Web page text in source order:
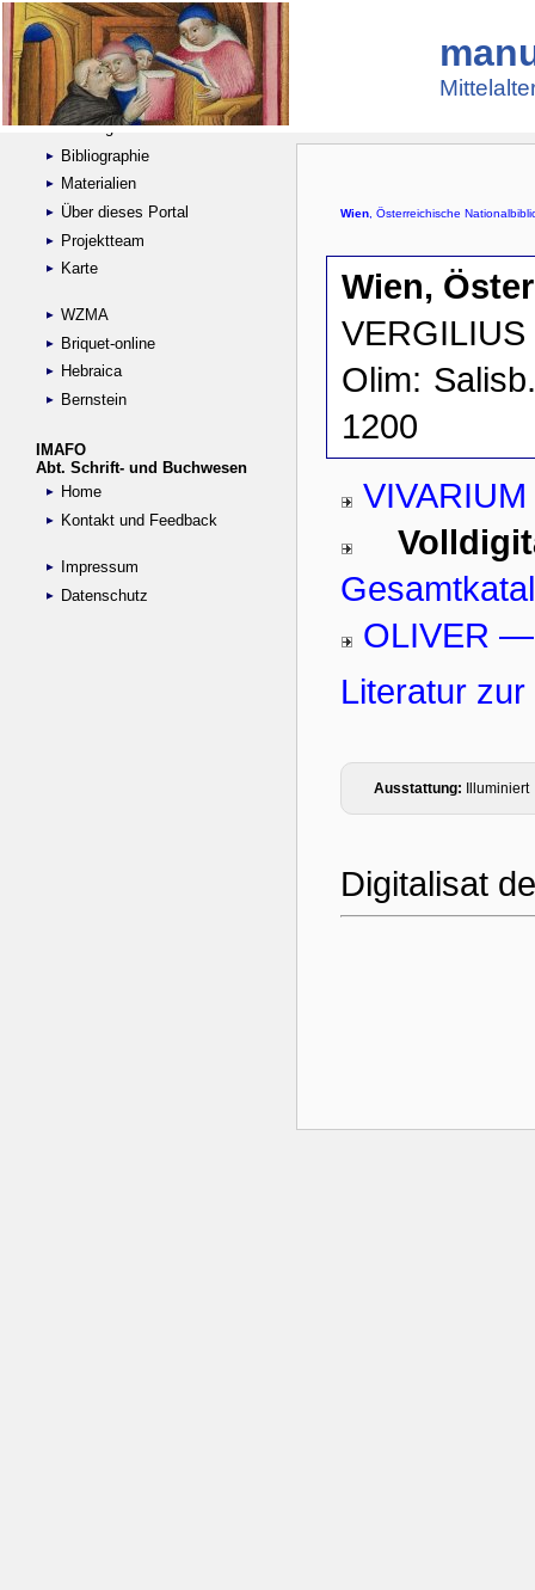
Suche
Handschriftensammlungen
Digitalisierte Handschriften
Kataloge
Bibliographie
Materialien
Über dieses Portal
Projektteam
Karte
WZMA
Briquet-online
Hebraica
Bernstein
IMAFO
Abt. Schrift- und Buchwesen
Home
Kontakt und Feedback
Impressum
Datenschutz